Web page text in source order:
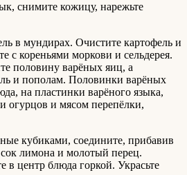
снимите кожицу, нарежьте
в мундирах. Очистите картофель и
с кореньями моркови и сельдерея.
половину варёных яиц, а
и пополам. Половинки варёных
на пластинки варёного языка,
огурцов и мясом перепёлки,
кубиками, соедините, прибавив
лимона и молотый перец.
центр блюда горкой. Украсьте